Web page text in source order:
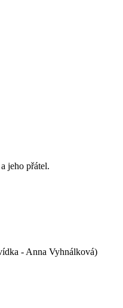
jeho přátel.
- Anna Vyhnálková)